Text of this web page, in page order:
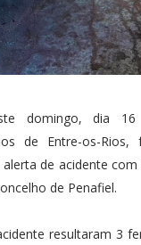
domingo, dia
de Entre-os-Rios,
de acidente
de Penafiel.
resultaram 3